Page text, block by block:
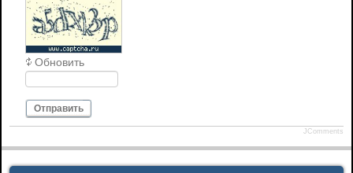
Обновить
Отправить
JComments